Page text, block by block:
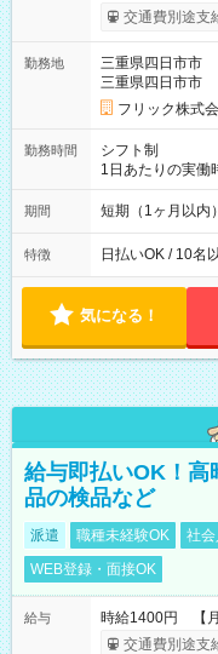
ると 期間中(9/
り稼
交通費別途支
勤務地
三重県四日市市
三重県四日市市
フリック株式
勤務時間
シフト制
1日あたりの実
日~2026年10月
※週3~5日勤務(勤
り ※夜勤シフト
期間 短期（1ヶ月以内）
特徴 日払いOK / 10名
気になる！
給与即払いOK！高
品の検品など
派遣 職種未経験OK 社
WEB登録・面接OK
給与
時給1400円 【
交通費別途支